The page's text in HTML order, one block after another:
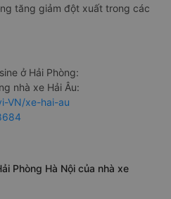
tăng giảm đột xuất trong các
ở Hải Phòng:
nhà xe Hải Âu:
VN/xe-hai-au
Phòng Hà Nội của nhà xe